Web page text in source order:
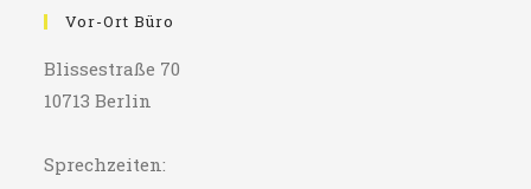
Vor-Ort Büro
Blissestraße 70
10713 Berlin
Sprechzeiten: